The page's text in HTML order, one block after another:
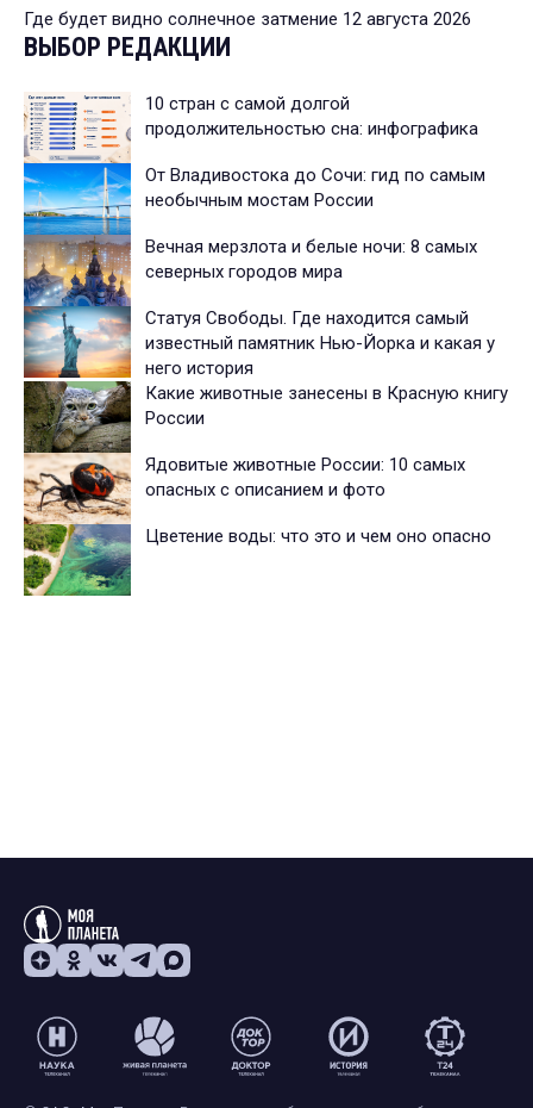
Где будет видно солнечное затмение 12 августа 2026
ВЫБОР РЕДАКЦИИ
10 стран с самой долгой
продолжительностью сна: инфографика
От Владивостока до Сочи: гид по самым
необычным мостам России
Вечная мерзлота и белые ночи: 8 самых
северных городов мира
Статуя Свободы. Где находится самый
известный памятник Нью-Йорка и какая у
него история
Какие животные занесены в Красную книгу
России
Ядовитые животные России: 10 самых
опасных с описанием и фото
Цветение воды: что это и чем оно опасно